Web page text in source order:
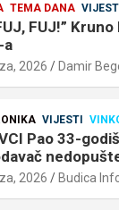
TEMA DANA
FUJ!”
a
2026 Damir
VIJESTI
Pao 33-
2026 Budica